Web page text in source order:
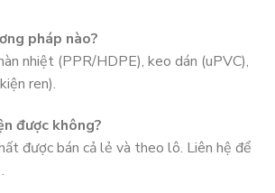
pháp nào?
nhiệt (PPR/HDPE), keo dán (uPVC),
ren).
được không?
được bán cả lẻ và theo lô. Liên hệ để